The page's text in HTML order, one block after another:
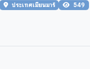
ประเทศเมียนมาร์ 549